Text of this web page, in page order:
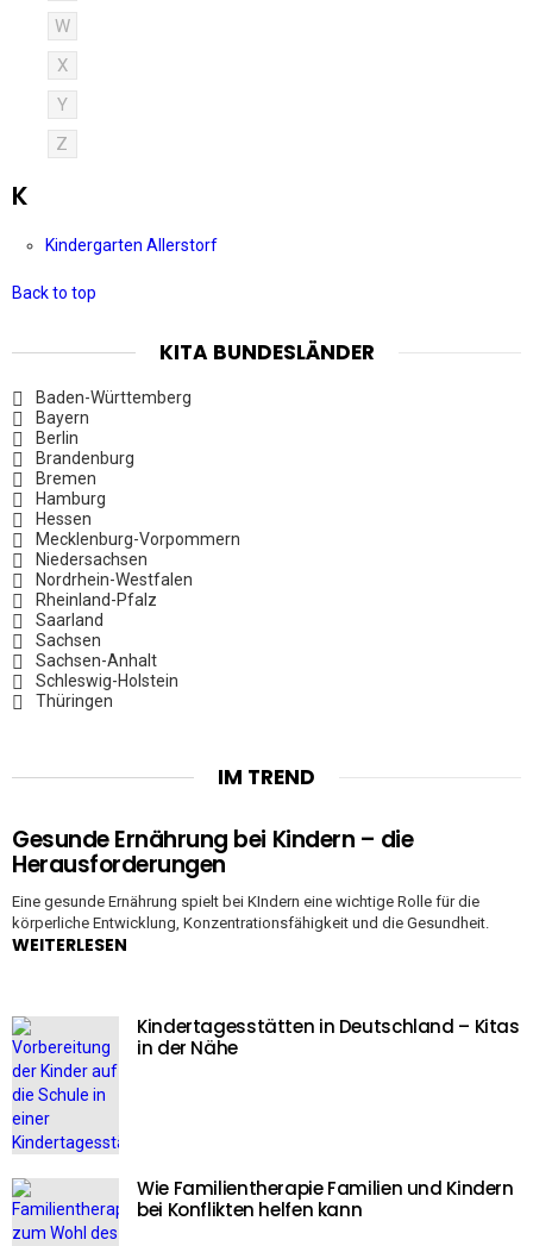
W
X
Y
Z
K
Kindergarten Allerstorf
Back to top
KITA BUNDESLÄNDER
Baden-Württemberg
Bayern
Berlin
Brandenburg
Bremen
Hamburg
Hessen
Mecklenburg-Vorpommern
Niedersachsen
Nordrhein-Westfalen
Rheinland-Pfalz
Saarland
Sachsen
Sachsen-Anhalt
Schleswig-Holstein
Thüringen
IM TREND
Gesunde Ernährung bei Kindern – die
Herausforderungen
Eine gesunde Ernährung spielt bei KIndern eine wichtige Rolle für die
körperliche Entwicklung, Konzentrationsfähigkeit und die Gesundheit.
WEITERLESEN
Kindertagesstätten in Deutschland – Kitas
in der Nähe
Wie Familientherapie Familien und Kindern
bei Konflikten helfen kann